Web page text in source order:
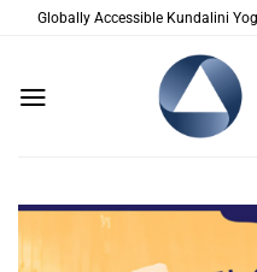
PasserGlobally Accessible Kundalini